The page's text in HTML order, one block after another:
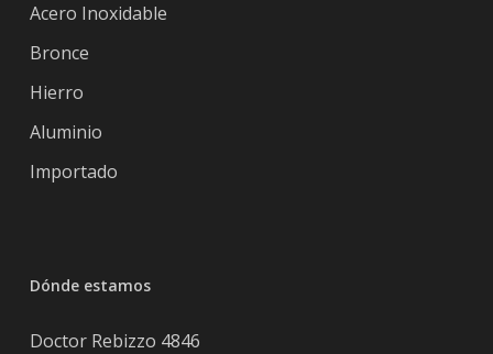
Acero Inoxidable
Bronce
Hierro
Aluminio
Importado
Dónde estamos
Doctor Rebizzo 4846